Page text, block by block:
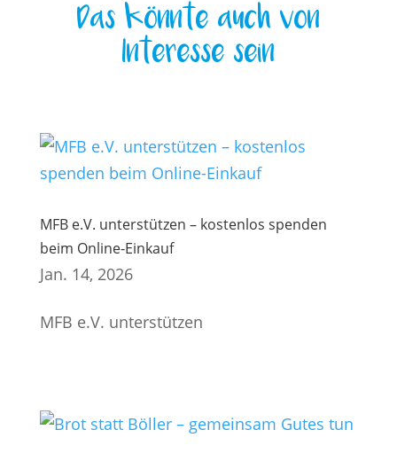
Das könnte auch von
Interesse sein
MFB e.V. unterstützen – kostenlos spenden
beim Online-Einkauf
Jan. 14, 2026
MFB e.V. unterstützen